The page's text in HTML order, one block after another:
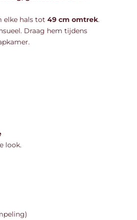
elke hals tot 49 cm omtrek.
Draag hem tijdens
look.